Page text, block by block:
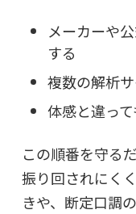
メーカーや
する
複数の解析
体感と違っ
この順番を守る
振り回されにく
きや、断定口調